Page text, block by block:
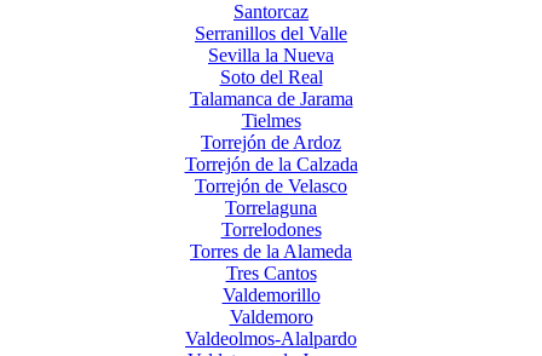
Santorcaz
Serranillos del Valle
Sevilla la Nueva
Soto del Real
Talamanca de Jarama
Tielmes
Torrejón de Ardoz
Torrejón de la Calzada
Torrejón de Velasco
Torrelaguna
Torrelodones
Torres de la Alameda
Tres Cantos
Valdemorillo
Valdemoro
Valdeolmos-Alalpardo